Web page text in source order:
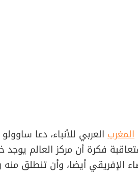
المغرب العربي للأنباء، دعا
فكرة أن مركز العالم يوجد
الإفريقي أيضا، وأن تنطلق منه